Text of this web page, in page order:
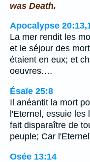
was Death.
Apocalypse
La mer rendit les
et le séjour des
étaient en eux; et
oeuvres.…
Ésaïe 25:8
Il anéantit la mort
l'Eternel, essuie les
fait disparaître de
peuple; Car
Osée 13:14